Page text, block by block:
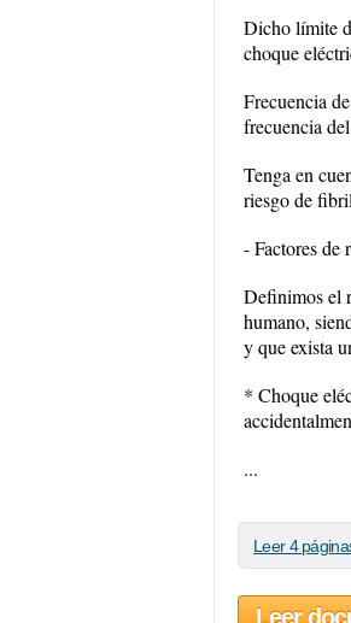
Dicho límite
choque
Frecuencia
frecuencia
Tenga en
riesgo de
- Factores de
Definimos el
humano,
y que exista
* Choque
...
Leer 4
Leer